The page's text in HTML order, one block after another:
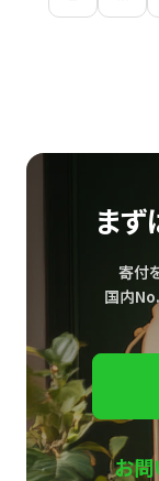
まず
寄付
国内
お問